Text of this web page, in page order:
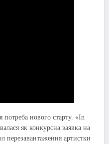
потреба нового старту. «In
як конкурсна заявка на
перезавантаження артистки